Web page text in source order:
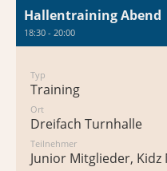
Hallentraining Abend
18:30 - 20:00
Typ
Training
Ort
Dreifach Turnhalle
Teilnehmer
Junior Mitglieder, Kidz